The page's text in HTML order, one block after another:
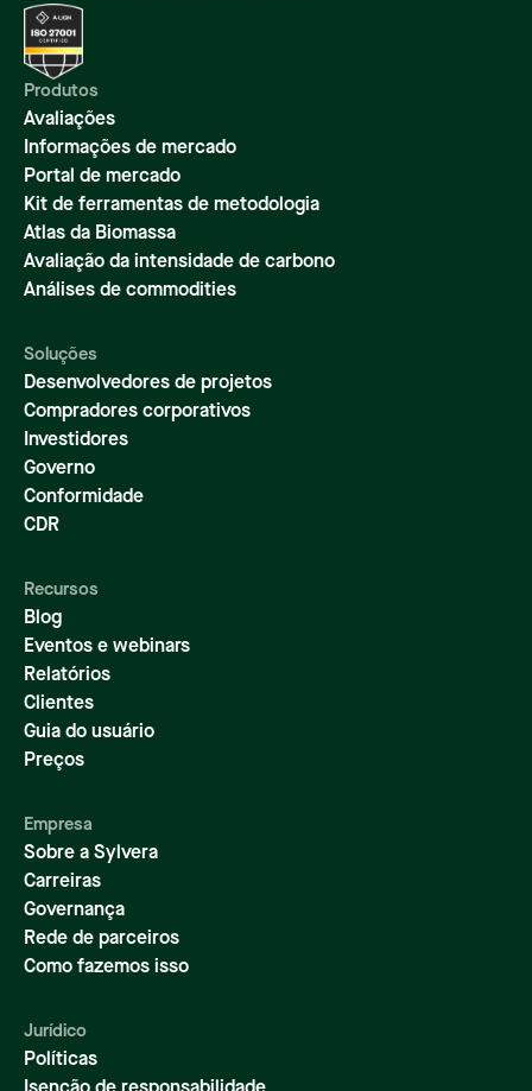
Produtos
Avaliações
Informações de mercado
Portal de mercado
Kit de ferramentas de metodologia
Atlas da Biomassa
Avaliação da intensidade de carbono
Análises de commodities
Soluções
Desenvolvedores de projetos
Compradores corporativos
Investidores
Governo
Conformidade
CDR
Recursos
Blog
Eventos e webinars
Relatórios
Clientes
Guia do usuário
Preços
Empresa
Sobre a Sylvera
Carreiras
Governança
Rede de parceiros
Como fazemos isso
Jurídico
Políticas